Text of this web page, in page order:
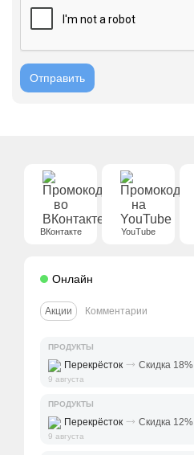
ВКонтакте YouTube
Онлайн
Акции Комментарии
ПРОДУКТЫ
Перекрёсток ⤑ Скидка 18%
9 августа
ПРОДУКТЫ
Перекрёсток ⤑ Скидка 12%
9 августа